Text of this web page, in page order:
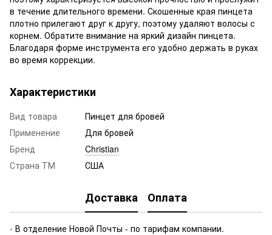
в течение длительного времени. Скошенные края пинцета
плотно прилегают друг к другу, поэтому удаляют волосы с
корнем. Обратите внимание на яркий дизайн пинцета.
Благодаря форме инструмента его удобно держать в руках
во время коррекции.
Характеристики
Вид товара
Пинцет для бровей
Применение
Для бровей
Бренд
Christian
Страна ТМ
США
Доставка Оплата
• В отделение Новой Почты - по тарифам компании.